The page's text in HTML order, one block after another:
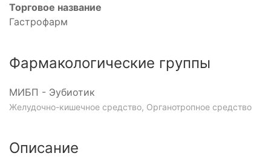
Торговое название
Гастрофарм
Фармакологические группы
МИБП - Эубиотик
Желудочно-кишечное средство, Органотропное средство
Описание